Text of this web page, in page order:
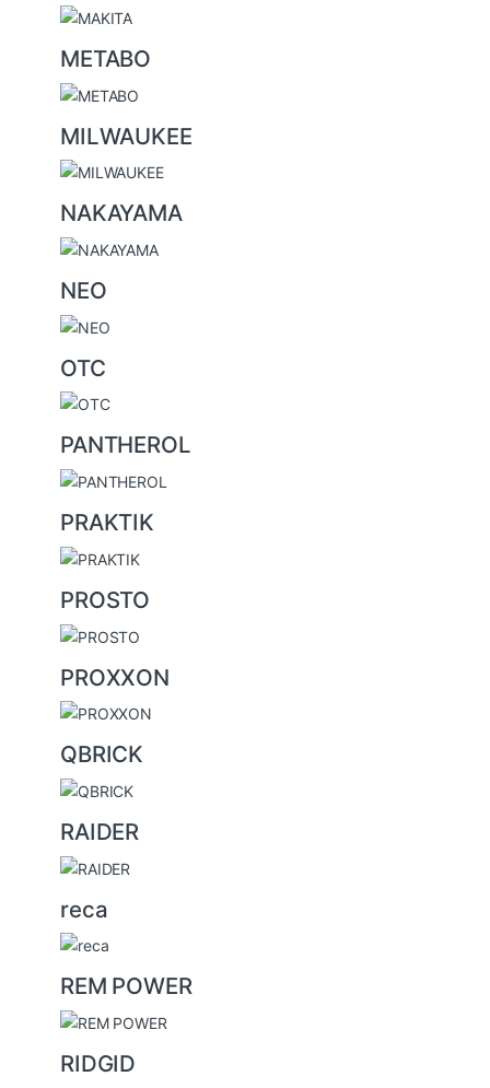
METABO
MILWAUKEE
NAKAYAMA
NEO
OTC
PANTHEROL
PRAKTIK
PROSTO
PROXXON
QBRICK
RAIDER
reca
REM POWER
RIDGID